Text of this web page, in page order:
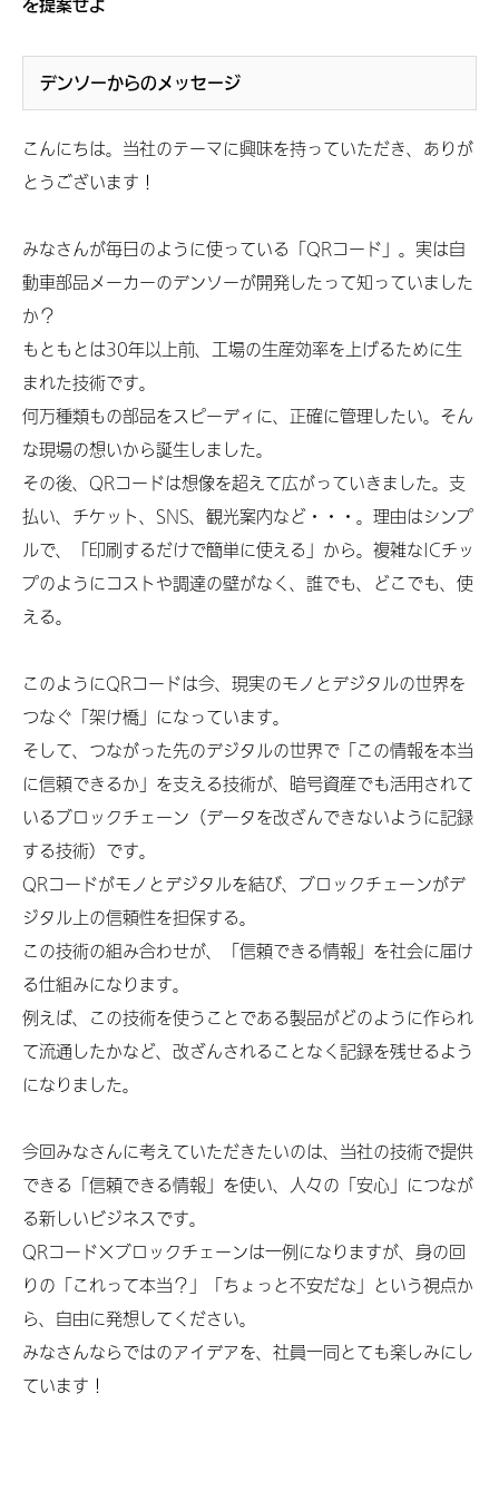
デンソーからのメッセージ
こんにちは。当社のテーマに興味を持っていただき、ありが
とうございます！
みなさんが毎日のように使っている「QRコード」。実は自
動車部品メーカーのデンソーが開発したって知っていました
か？
もともとは30年以上前、工場の生産効率を上げるために生
まれた技術です。
何万種類もの部品をスピーディに、正確に管理したい。そん
な現場の想いから誕生しました。
その後、QRコードは想像を超えて広がっていきました。支
払い、チケット、SNS、観光案内など・・・。理由はシンプ
ルで、「印刷するだけで簡単に使える」から。複雑なICチッ
プのようにコストや調達の壁がなく、誰でも、どこでも、使
える。
このようにQRコードは今、現実のモノとデジタルの世界を
つなぐ「架け橋」になっています。
そして、つながった先のデジタルの世界で「この情報を本当
に信頼できるか」を支える技術が、暗号資産でも活用されて
いるブロックチェーン（データを改ざんできないように記録
する技術）です。
QRコードがモノとデジタルを結び、ブロックチェーンがデ
ジタル上の信頼性を担保する。
この技術の組み合わせが、「信頼できる情報」を社会に届け
る仕組みになります。
例えば、この技術を使うことである製品がどのように作られ
て流通したかなど、改ざんされることなく記録を残せるよう
になりました。
今回みなさんに考えていただきたいのは、当社の技術で提供
できる「信頼できる情報」を使い、人々の「安心」につなが
る新しいビジネスです。
QRコード×ブロックチェーンは一例になりますが、身の回
りの「これって本当？」「ちょっと不安だな」という視点か
ら、自由に発想してください。
みなさんならではのアイデアを、社員一同とても楽しみにし
ています！